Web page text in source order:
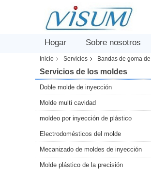
Hogar Sobre nosotros
Inicio Servicios Bandas de goma
Servicios de los moldes
Doble molde de inyección
Molde multi cavidad
moldeo por inyección de plástico
Electrodomésticos del molde
Mecanizado de moldes de inyección
Molde plástico de la precisión